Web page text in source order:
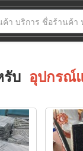
บ อุปกรณ์